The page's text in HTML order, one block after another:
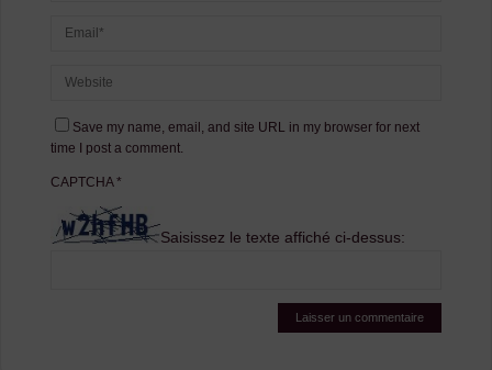
Save my name, email, and site URL in my browser for next
time I post a comment.
CAPTCHA*
Saisissez le texte affiché ci-dessus: